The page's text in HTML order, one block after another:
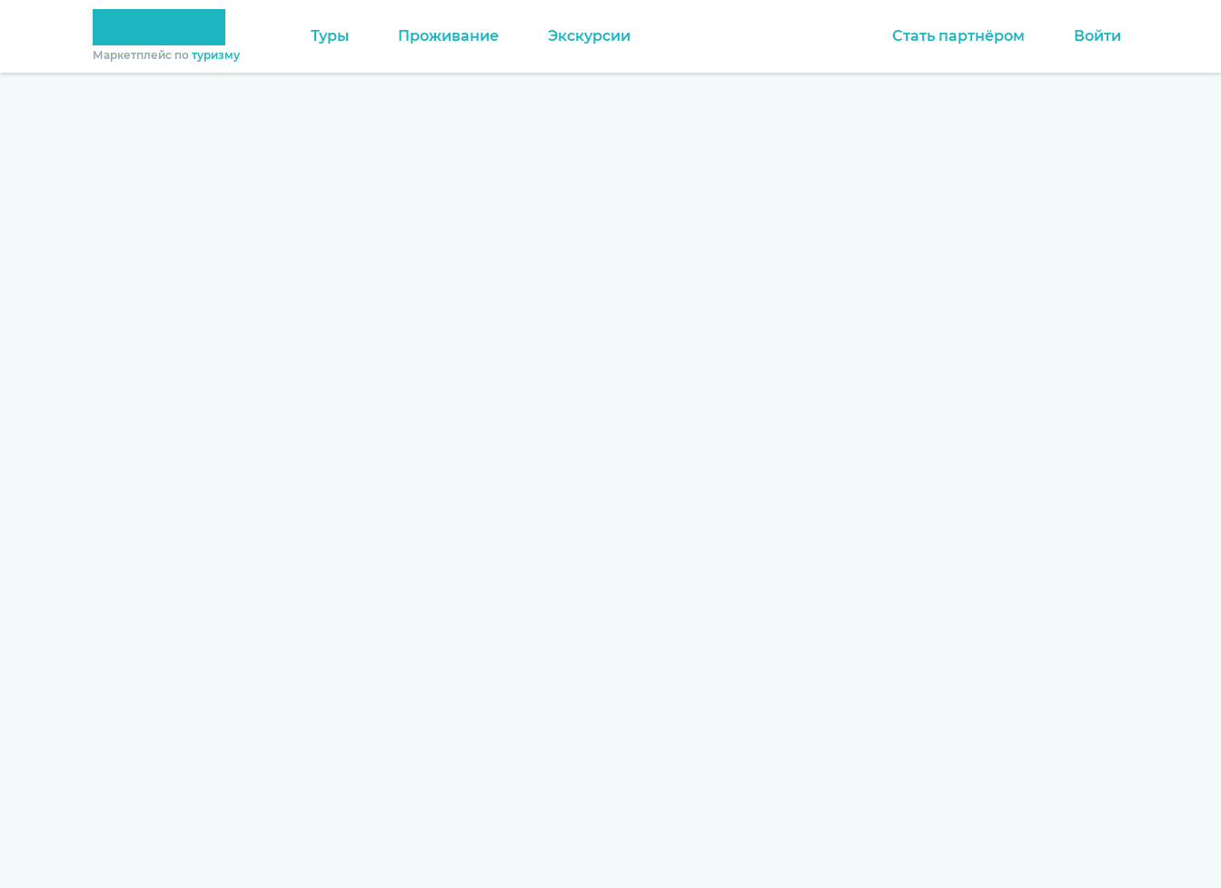
Маркетплейс по туризму
Туры Проживание Экскурсии Стать партнёром Войти